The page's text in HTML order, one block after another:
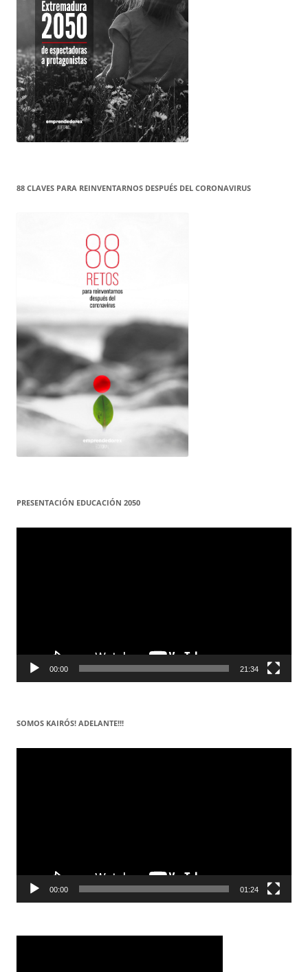
88 CLAVES PARA REINVENTARNOS DESPUÉS DEL CORONAVIRUS
PRESENTACIÓN EDUCACIÓN 2050
Reproductor
00:00 21:34
SOMOS KAIRÓS! ADELANTE!!!
Reproductor
00:00 01:24